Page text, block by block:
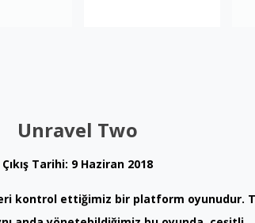
Unravel Two
Çıkış Tarihi: 9 Haziran 2018
kontrol ettiğimiz bir platform oyunudur.